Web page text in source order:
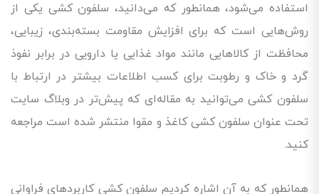
استفاده می‌شود، همانطور که می‌دانید، سلفون کشی یکی از
روش‌هایی است که برای افزایش مقاومت بسته‌بندی، زیبایی،
محافظت از کالاهایی مانند مواد غذایی یا دارویی در برابر نفوذ
گرد و خاک و رطوبت برای کسب اطلاعات بیشتر در ارتباط با
سلفون کشی می‌توانید به مقاله‌ای که پیش‌تر در وبلاگ سایت
تحت عنوان سلفون کشی کاغذ و مقوا منتشر شده است مراجعه
کنید.
همانطور که به آن اشاره کردیم سلفون کشی کاربردهای فراوانی